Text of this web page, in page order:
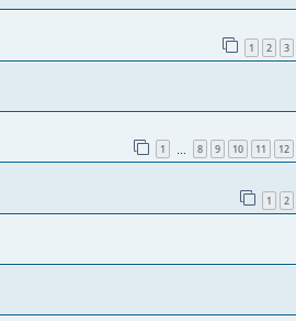
1 2 3
1 8 9 10 11 12
1 2